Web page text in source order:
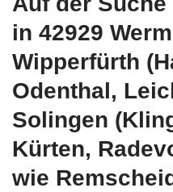
in 42929
Wipperfürth
Odenthal,
Solingen
Kürten,
wie